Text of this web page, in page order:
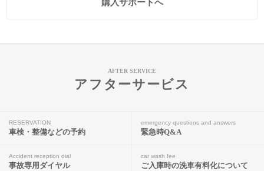
購入サポートへ
AFTER SERVICE
アフターサービス
RESERVATION
車検・整備などの予約
emergency questions and answers
緊急時Q&A
Accident reception dial
事故専用ダイヤル
car wash fee
ご入庫時の洗車有料化について